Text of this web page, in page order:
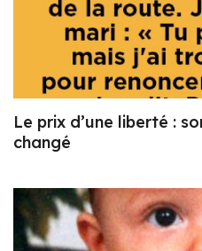
Le prix d’une liberté :
changé